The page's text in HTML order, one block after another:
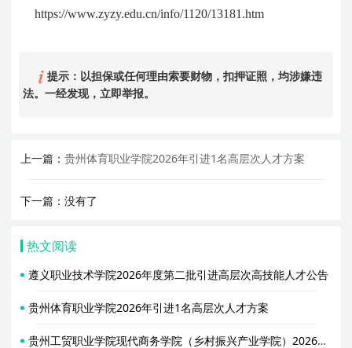
https://www.zyzy.edu.cn/info/1120/13181.htm
提示：以担保或任何理由索要财物，扣押证照，均涉嫌违
法。一经发现，立即举报。
上一篇：贵州体育职业学院2026年引进1名高层次人才方案
下一篇：没有了
热文阅读
遵义职业技术学院2026年度第二批引进高层次高技能人才公告
贵州体育职业学院2026年引进1名高层次人才方案
贵州工贸职业学院现代商务学院（乡村振兴产业学院）2026年招聘4名专任教师启事